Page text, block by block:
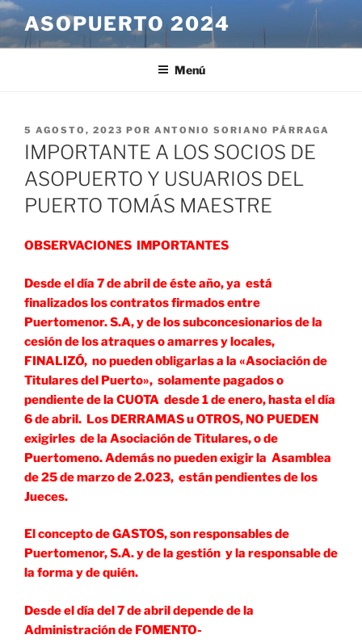
Saltar
al
contenido
ASOPUERTO 2024
Menú
PUBLICADO
EL
5 AGOSTO, 2023 POR ANTONIO SORIANO PÁRRAGA
IMPORTANTE A LOS SOCIOS DE
ASOPUERTO Y USUARIOS DEL
PUERTO TOMÁS MAESTRE
OBSERVACIONES IMPORTANTES
Desde el día 7 de abril de éste año, ya está
finalizados los contratos firmados entre
Puertomenor. S.A, y de los subconcesionarios de la
cesión de los atraques o amarres y locales,
FINALIZÓ, no pueden obligarlas a la «Asociación de
Titulares del Puerto», solamente pagados o
pendiente de la CUOTA desde 1 de enero, hasta el día
6 de abril. Los DERRAMAS u OTROS, NO PUEDEN
exigirles de la Asociación de Titulares, o de
Puertomeno. Además no pueden exigir la Asamblea
de 25 de marzo de 2.023, están pendientes de los
Jueces.
El concepto de GASTOS, son responsables de
Puertomenor, S.A. y de la gestión y la responsable de
la forma y de quién.
Desde el día del 7 de abril depende de la
Administración de FOMENTO-